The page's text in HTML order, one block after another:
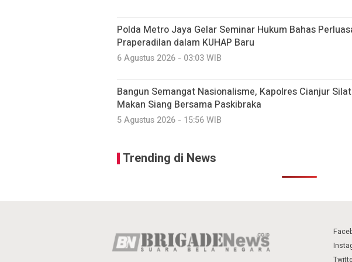
Polda Metro Jaya Gelar Seminar Hukum Bahas
Praperadilan dalam KUHAP Baru
6 Agustus 2026 - 03:03 WIB
Bangun Semangat Nasionalisme, Kapolres Cianjur
Makan Siang Bersama Paskibraka
5 Agustus 2026 - 15:56 WIB
Trending di News